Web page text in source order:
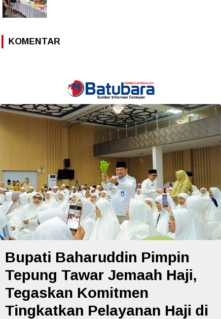
KOMENTAR
Bupati Baharuddin Pimpin
Tepung Tawar Jemaah Haji,
Tegaskan Komitmen
Tingkatkan Pelayanan Haji di